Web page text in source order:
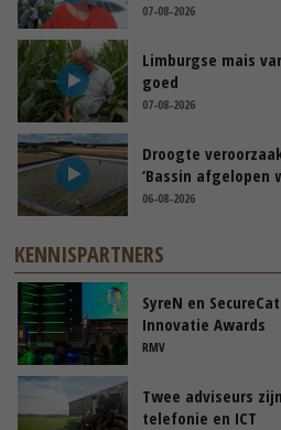
07-08-2026
Limburgse mais
goed
07-08-2026
Droogte
‘Bassin afgelopen
06-08-2026
KENNISPARTNERS
SyreN en
Innovatie Awards
RMV
Twee adviseurs
telefonie en ICT